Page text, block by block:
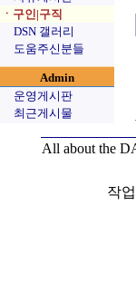
ㆍ구인|구직
DSN 갤러리
도움주신분들
Admin
운영게시판
최근게시물
All about the
작